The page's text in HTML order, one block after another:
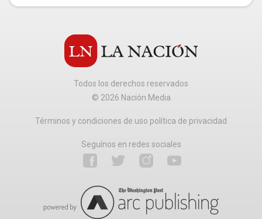
Todos los derechos reservados
© 2026 Nación Media
Términos y condiciones de uso política de privacidad
Seguínos en redes sociales